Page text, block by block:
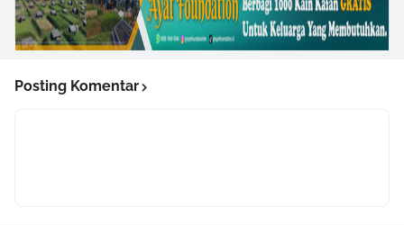
Posting Komentar